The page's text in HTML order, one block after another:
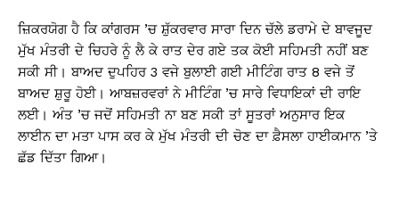
ਜ਼ਿਕਰਯੋਗ ਹੈ ਕਿ ਕਾਂਗਰਸ ’ਚ ਸ਼ੁੱਕਰਵਾਰ ਸਾਰਾ ਦਿਨ ਚੱਲੇ ਡਰਾਮੇ ਦੇ ਬਾਵਜੂਦ
ਮੁੱਖ ਮੰਤਰੀ ਦੇ ਚਿਹਰੇ ਨੂੰ ਲੈ ਕੇ ਰਾਤ ਦੇਰ ਗਏ ਤਕ ਕੋਈ ਸਹਿਮਤੀ ਨਹੀਂ ਬਣ
ਸਕੀ ਸੀ। ਬਾਅਦ ਦੁਪਹਿਰ 3 ਵਜੇ ਬੁਲਾਈ ਗਈ ਮੀਟਿੰਗ ਰਾਤ 8 ਵਜੇ ਤੋਂ
ਬਾਅਦ ਸ਼ੁਰੂ ਹੋਈ। ਆਬਜ਼ਰਵਰਾਂ ਨੇ ਮੀਟਿੰਗ ’ਚ ਸਾਰੇ ਵਿਧਾਇਕਾਂ ਦੀ ਰਾਇ
ਲਈ। ਅੰਤ ’ਚ ਜਦੋਂ ਸਹਿਮਤੀ ਨਾ ਬਣ ਸਕੀ ਤਾਂ ਸੂਤਰਾਂ ਅਨੁਸਾਰ ਇਕ
ਲਾਈਨ ਦਾ ਮਤਾ ਪਾਸ ਕਰ ਕੇ ਮੁੱਖ ਮੰਤਰੀ ਦੀ ਚੋਣ ਦਾ ਫ਼ੈਸਲਾ ਹਾਈਕਮਾਨ ’ਤੇ
ਛੱਡ ਦਿੱਤਾ ਗਿਆ।